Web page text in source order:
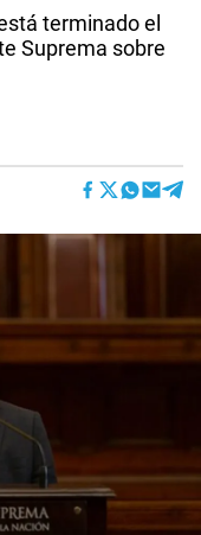
terminado el
Suprema sobre